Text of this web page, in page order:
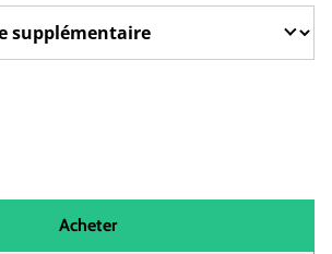
Acheter